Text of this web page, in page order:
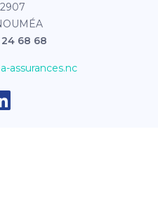
68 68
assurances.nc